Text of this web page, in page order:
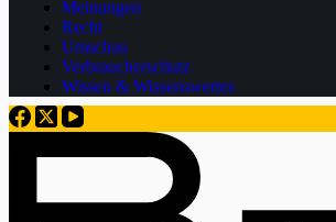
Meinungen
Recht
Umschau
Verbraucherschutz
Wissen & Wissenswertes